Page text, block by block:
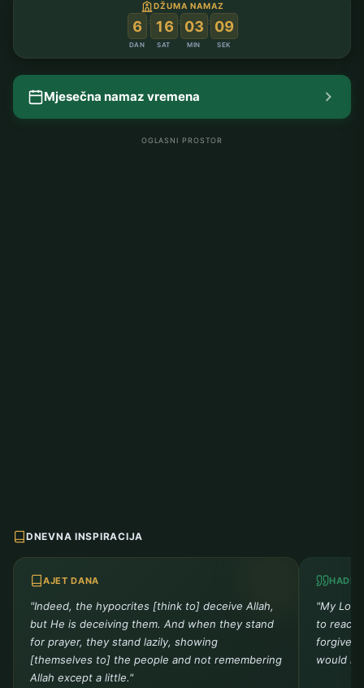
DŽUMA NAMAZ
6
DAN
: 16
SAT
: 03
MIN
: 08
SEK
Mjesečna namaz vremena
OGLASNI PROSTOR
DNEVNA INSPIRACIJA
AJET DANA
"Indeed, the hypocrites [think to] deceive Allah,
but He is deceiving them. And when they stand
for prayer, they stand lazily, showing
[themselves to] the people and not remembering
Allah except a little."
HADIS
"My
to reach
would